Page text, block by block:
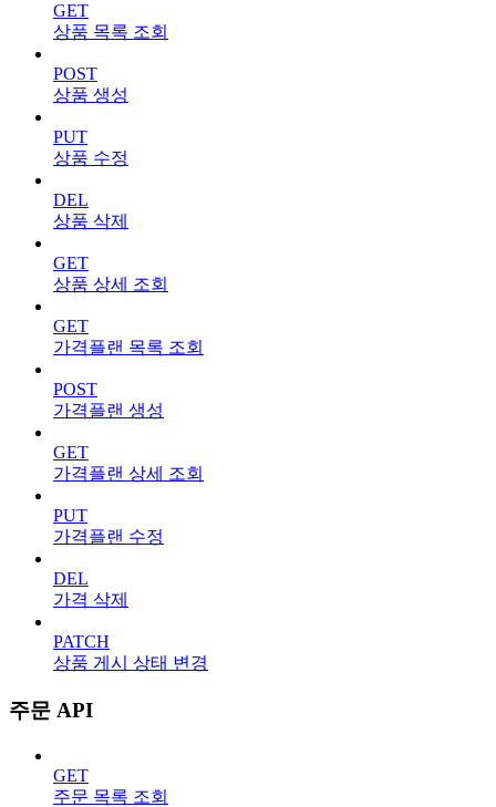
GET
상품 목록 조회
POST
상품 생성
PUT
상품 수정
DEL
상품 삭제
GET
상품 상세 조회
GET
가격플랜 목록 조회
POST
가격플랜 생성
GET
가격플랜 상세 조회
PUT
가격플랜 수정
DEL
가격 삭제
PATCH
상품 게시 상태 변경
주문 API
GET
주문 목록 조회